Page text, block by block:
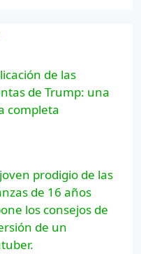
de las
de Trump: una
completa
prodigio de las
de 16 años
los consejos de
de un